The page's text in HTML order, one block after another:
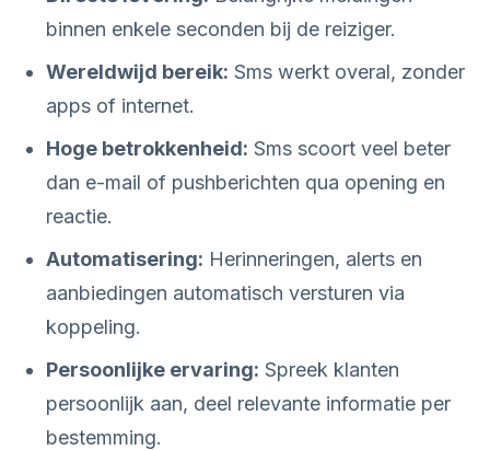
binnen enkele seconden bij de reiziger.
Wereldwijd bereik: Sms werkt overal, zonder
apps of internet.
Hoge betrokkenheid: Sms scoort veel beter
dan e-mail of pushberichten qua opening en
reactie.
Automatisering: Herinneringen, alerts en
aanbiedingen automatisch versturen via
koppeling.
Persoonlijke ervaring: Spreek klanten
persoonlijk aan, deel relevante informatie per
bestemming.